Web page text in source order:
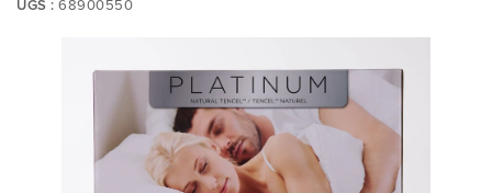
UGS : 68900550